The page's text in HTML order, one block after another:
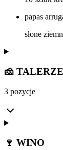
papas
słone
🧀
3 pozycje
🍷 WINO